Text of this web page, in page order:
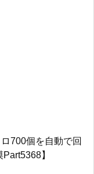
700個を自動で回
】